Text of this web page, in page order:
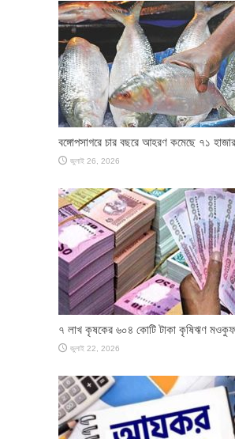
বঙ্গোপসাগরে চার বছরে আহরণ কমেছে ৭১
জুলাই 26, 2026
৭ লাখ কৃষকের ৬০৪ কোটি টাকা কৃষিঋণ মওকুফ
জুলাই 22, 2026